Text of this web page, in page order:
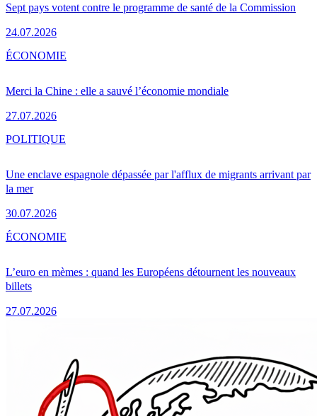
Sept pays votent contre le programme de santé de la Commission
24.07.2026
Merci la Chine : elle a sauvé l’économie mondiale
27.07.2026
ÉCONOMIE
Une enclave espagnole dépassée par l'afflux de migrants arrivant par
la mer
30.07.2026
POLITIQUE
L’euro en mèmes : quand les Européens détournent les nouveaux
billets
27.07.2026
ÉCONOMIE